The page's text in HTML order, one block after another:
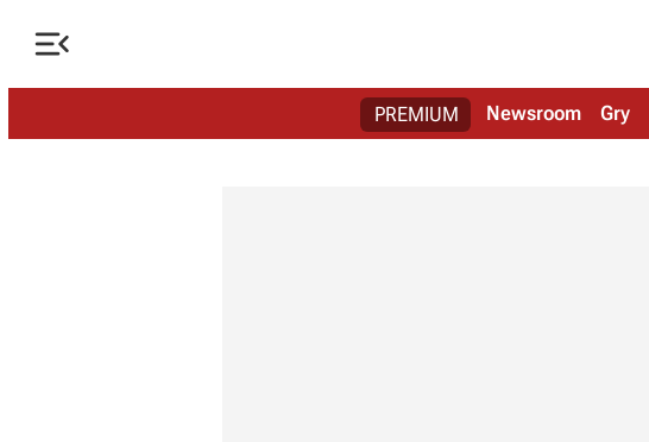

PREMIUM Newsroom Gry